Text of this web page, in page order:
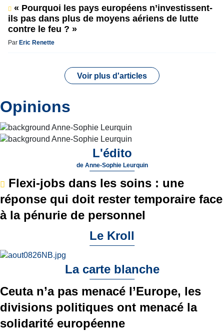
« Pourquoi les pays européens n’investissent-
ils pas dans plus de moyens aériens de lutte
contre le feu ? »
Par Eric Renette
Voir plus d'articles
Opinions
L'édito
de Anne-Sophie Leurquin
Flexi-jobs dans les soins : une
réponse qui doit rester temporaire face
à la pénurie de personnel
Le Kroll
La carte blanche
Ceuta n’a pas menacé l’Europe, les
divisions politiques ont menacé la
solidarité européenne